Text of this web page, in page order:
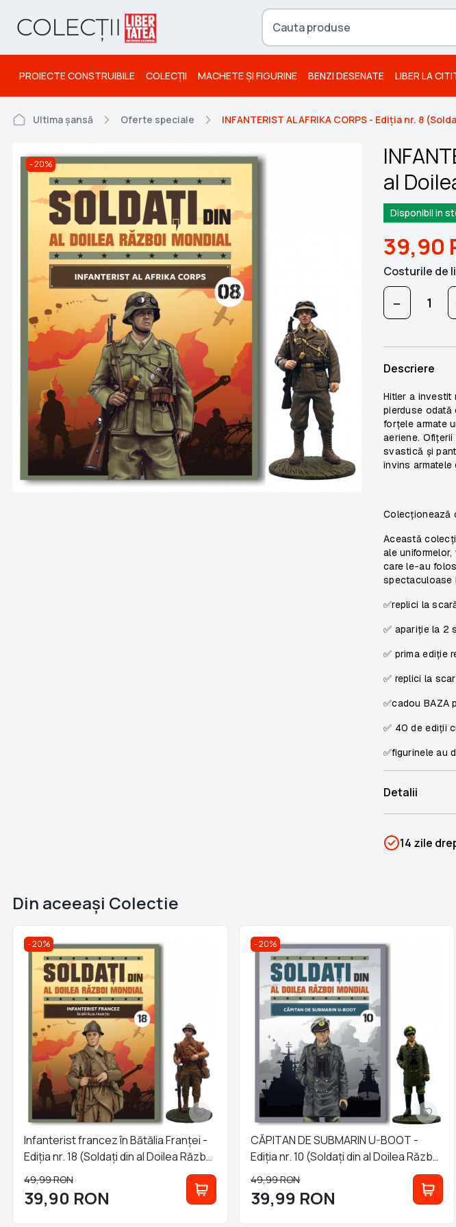
PROIECTE CONSTRUIBILE COLECȚII MACHETE ȘI FIGURINE BENZI DESENATE LIBER LA
Ultima șansă Oferte speciale INFANTERIST AL AFRIKA CORPS - Ediția nr. 8
20%
al
Disponibil in
39,90
Costurile de
−
Descriere
Hitler a investit
pierduse odată
forțele armate
aeriene.
svastică și
învins
Colecționează
Această
ale
care le-au
spectaculoase
✅replici la
✅ apariție la 2
✅ prima ediție
✅ replici la
✅cadou BAZA
✅ 40 de ediții
✅figurinele au
Detalii
Categorii
14 zile
Din aceeaşi Colectie
20%
Infanterist francez în Bătălia Franței -
Ediția nr. 18 (Soldați din al Doilea Război
Mondial)
39,90 RON
49,99RON
20%
CĂPITAN DE SUBMARIN U-BOOT -
Ediția nr. 10 (Soldați din al Doilea Război
Mondial)
39,99 RON
49,99RON